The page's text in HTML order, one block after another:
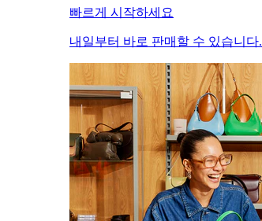
빠르게 시작하세요
내일부터 바로 판매할 수 있습니다.